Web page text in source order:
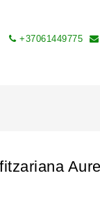
+37061449775